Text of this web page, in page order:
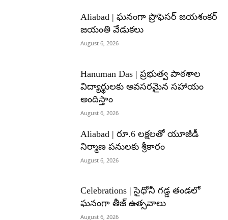
Aliabad | ఘనంగా ప్రొఫెసర్ జయశంకర్
జయంతి వేడుకలు
August 6, 2026
Hanuman Das | ప్రభుత్వ పాఠశాల
విద్యార్థులకు అవసరమైన సహాయం
అందిస్తాం
August 6, 2026
Aliabad | రూ.6 లక్షలతో యూజీడీ
నిర్మాణ పనులకు శ్రీకారం
August 6, 2026
Celebrations | సైధోనీ గడ్డ తండలో
ఘనంగా తీజ్ ఉత్సవాలు
August 6, 2026